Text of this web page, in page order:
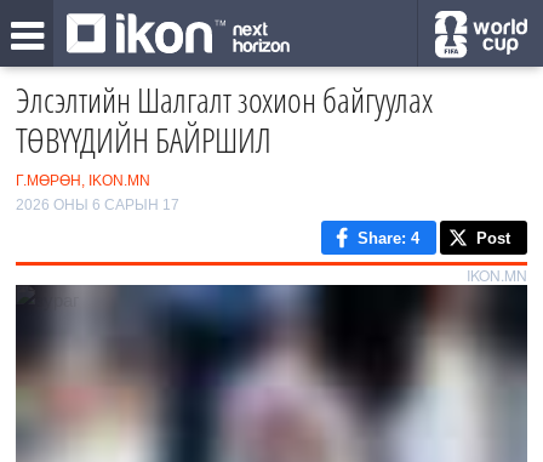
Элсэлтийн Шалгалт зохион байгуулах
ТӨВҮҮДИЙН БАЙРШИЛ
Г.МӨРӨН, IKON.MN
2026 ОНЫ 6 САРЫН 17
Share: 4 Post
IKON.MN